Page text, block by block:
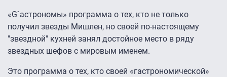
«G`астрономы» программа о тех, кто не только
получил звезды Мишлен, но своей по-настоящему
"звездной" кухней занял достойное место в ряду
звездных шефов с мировым именем.
Это программа о тех, кто своей «гастрономической»